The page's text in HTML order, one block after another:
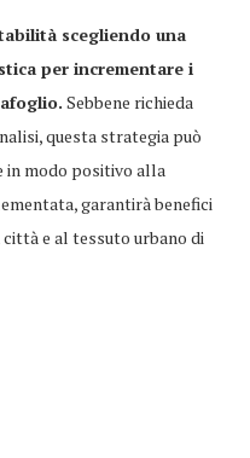
scegliendo una
per incrementare i
Sebbene richieda
questa strategia può
modo positivo alla
garantirà benefici
e al tessuto urbano di